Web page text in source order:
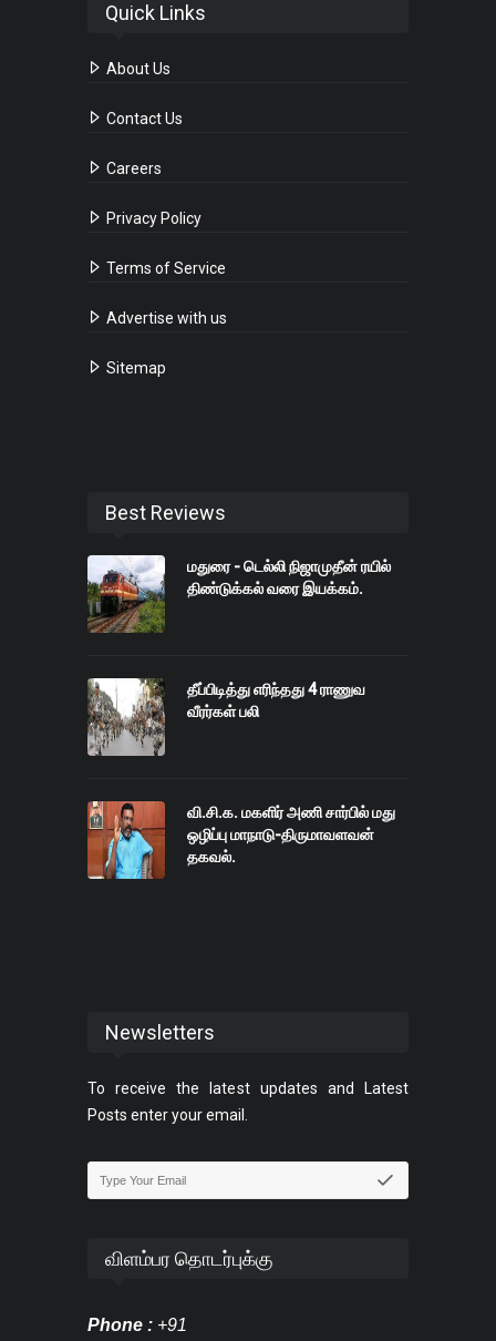
Quick Links
About Us
Contact Us
Careers
Privacy Policy
Terms of Service
Advertise with us
Sitemap
Best Reviews
மதுரை - டெல்லி நிஜாமுதீன் ரயில்
திண்டுக்கல் வரை இயக்கம்.
தீப்பிடித்து எரிந்தது 4 ராணுவ
வீரர்கள் பலி
வி.சி.க. மகளிர் அணி சார்பில் மது
ஒழிப்பு மாநாடு-திருமாவளவன்
தகவல்.
Newsletters
To receive the latest updates and Latest
Posts enter your email.
விளம்பர தொடர்புக்கு
Phone : +91